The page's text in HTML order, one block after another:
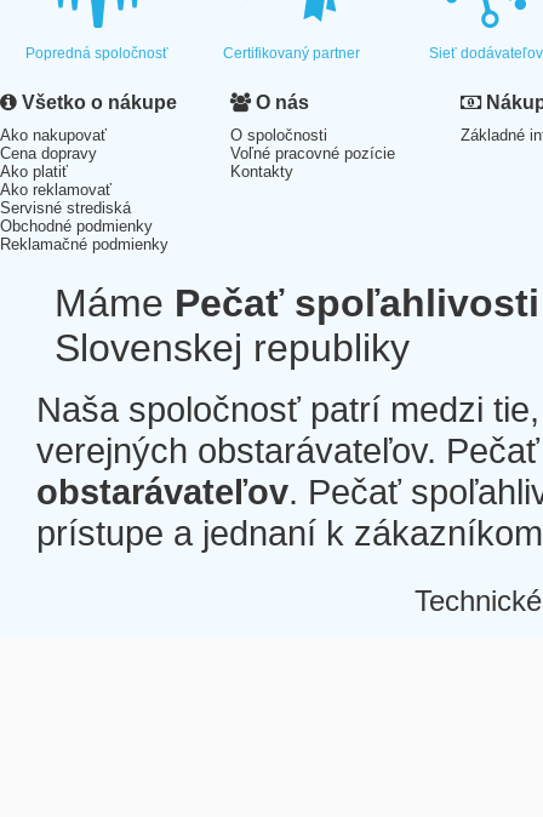
Popredná spoločnosť Certifikovaný partner Sieť dodávateľov
Všetko o nákupe
Ako nakupovať
Cena dopravy
Ako platiť
Ako reklamovať
Servisné strediská
Obchodné podmienky
Reklamačné podmienky
O nás
O spoločnosti
Voľné pracovné pozície
Kontakty
Základné
Máme Pečať spoľahlivosti
Slovenskej republiky
Naša spoločnosť patrí medzi
verejných obstarávateľov.
obstarávateľov. Pečať
prístupe a jednaní k